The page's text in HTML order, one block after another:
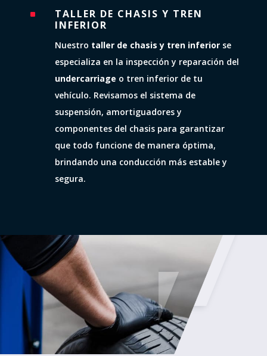
^
TALLER DE CHASIS Y TREN
INFERIOR
Nuestro taller de chasis y tren inferiorse
especializa en la inspección y reparación del
undercarriage o tren inferior de tu
vehículo. Revisamos el sistema de
suspensión, amortiguadores y
componentes del chasis para garantizar
que todo funcione de manera óptima,
brindando una conducción más estable y
segura.